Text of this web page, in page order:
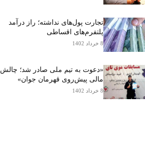
تجارت پول‌های نداشته؛ راز درآمد
پلتفرم‌های اقساطی
8 خرداد 1402
«دعوت به تیم ملی صادر شد؛ چالش
مالی پیش‌روی قهرمان جوان»
8 خرداد 1402